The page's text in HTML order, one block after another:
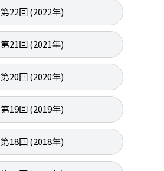
第22回 (2022年)
第21回 (2021年)
第20回 (2020年)
第19回 (2019年)
第18回 (2018年)